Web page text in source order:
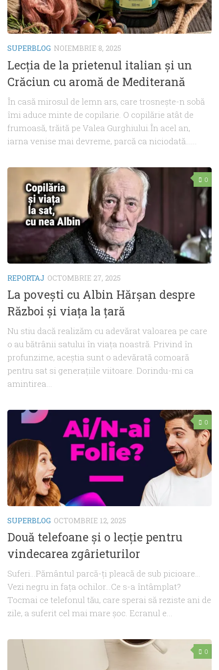
SUPERBLOG NOIEMBRIE 8, 2025
Lecția de la prietenul italian și un
Crăciun cu aromă de Mediterană
În casă mirosul de lemn ars, care trosnește-n sobă
îmi aduce minte de copilarie. O copilărie atât de
frumoasă, trăită pe Valea Gurghiului.În acel an,
iarna venise mai devreme, parcă ca niciodată…...
0
REPORTAJ OCTOMBRIE 27, 2025
La povești cu Albin Hărșan despre
Război și viața la țară
Nu stiu dacă realizăm cu adevărat valoarea pe care
o au bătrânii satului în viața noastră. Privind în
profunzime, aceștia sunt o adevărată comoară
pentru sat si generațiile viitoare. Dorindu-mi ca
amintirea...
0
SUPERBLOG OCTOMBRIE 12, 2025
Două telefoane și o lecție pentru
vindecarea zgârieturilor
Suferi…Pământul parcă-ți pleacă de sub picioare…
Vezi negru in fața ochilor…Ce s-a întâmplat?
Tocmai ce telefonul tău, care sperai să reziste ani de
zile, a suferit cel mai mare șoc. Ecranul e...
0